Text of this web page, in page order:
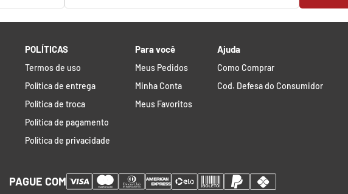
POLÍTICAS
Termos de uso
Política de entrega
Política de troca
Política de pagamento
Política de privacidade
Para você
Meus Pedidos
Minha Conta
Meus Favoritos
Ajuda
Como Comprar
Cod. Defesa do Consumidor
PAGUE COM